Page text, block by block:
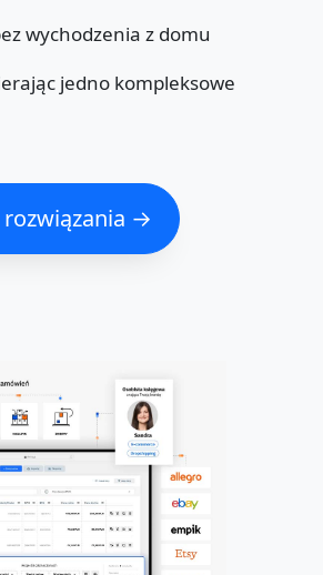
wychodzenia z domu
jedno kompleksowe
rozwiązania →